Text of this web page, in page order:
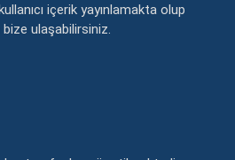
içerik yayınlamakta olup
bize ulaşabilirsiniz.